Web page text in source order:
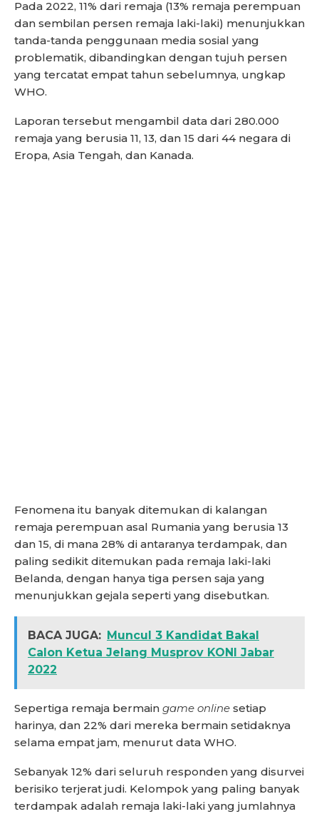
Pada 2022, 11% dari remaja (13% remaja perempuan
dan sembilan persen remaja laki-laki) menunjukkan
tanda-tanda penggunaan media sosial yang
problematik, dibandingkan dengan tujuh persen
yang tercatat empat tahun sebelumnya, ungkap
WHO.
Laporan tersebut mengambil data dari 280.000
remaja yang berusia 11, 13, dan 15 dari 44 negara di
Eropa, Asia Tengah, dan Kanada.
Fenomena itu banyak ditemukan di kalangan
remaja perempuan asal Rumania yang berusia 13
dan 15, di mana 28% di antaranya terdampak, dan
paling sedikit ditemukan pada remaja laki-laki
Belanda, dengan hanya tiga persen saja yang
menunjukkan gejala seperti yang disebutkan.
BACA JUGA: Muncul 3 Kandidat Bakal
Calon Ketua Jelang Musprov KONI Jabar
2022
Sepertiga remaja bermain game online setiap
harinya, dan 22% dari mereka bermain setidaknya
selama empat jam, menurut data WHO.
Sebanyak 12% dari seluruh responden yang disurvei
berisiko terjerat judi. Kelompok yang paling banyak
terdampak adalah remaja laki-laki yang jumlahnya